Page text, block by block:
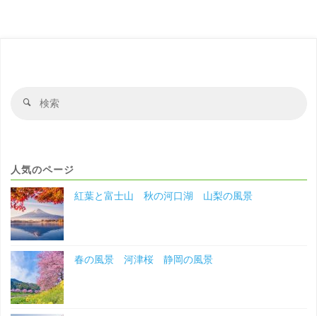
検
人気のページ
紅葉と富士山 秋の河口湖 山梨の風景
春の風景 河津桜 静岡の風景